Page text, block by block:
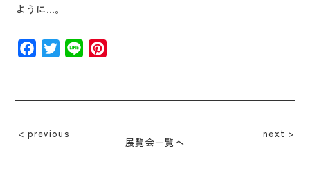
ように…。
Facebook
Twitter
Line
previous next
展覧会一覧へ